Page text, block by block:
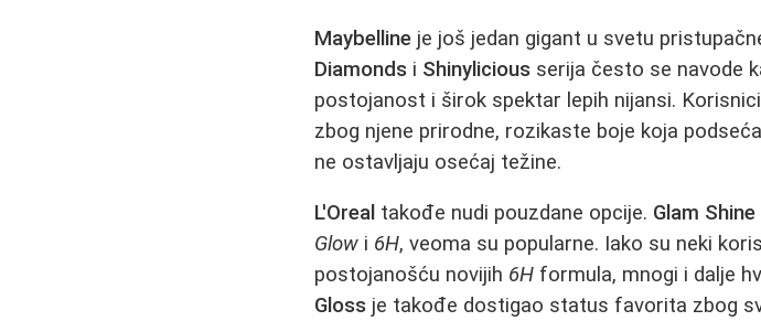
Maybelline je još jedan gigant u svetu
Diamonds i Shinylicious serija često se navode
postojanost i širok spektar lepih nijansi.
zbog njene prirodne, rozikaste boje koja
ne ostavljaju osećaj težine.
L'Oreal takođe nudi pouzdane opcije. Glam Shine
Glow i 6H, veoma su popularne. Iako su neki
postojanošću novijih 6H formula, mnogi i dalje
Gloss je takođe dostigao status favorita zbog